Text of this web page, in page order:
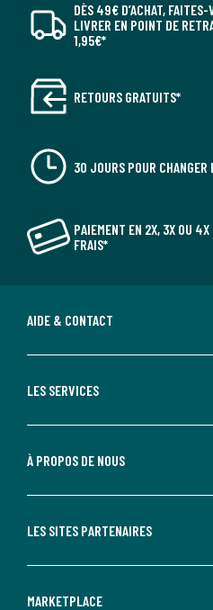
DÈS 49€ D’ACHAT, FAITES-
LIVRER EN POINT DE
1,95€*
RETOURS GRATUITS*
30 JOURS POUR CHANGER
PAIEMENT EN 2X, 3X OU 4X
FRAIS*
AIDE & CONTACT
LES SERVICES
À PROPOS DE NOUS
LES SITES PARTENAIRES
MARKETPLACE